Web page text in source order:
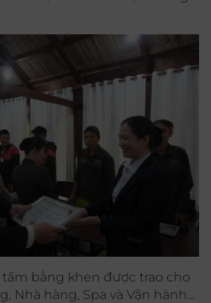
bằng khen được trao cho
Nhà hàng, Spa và Vận hành...